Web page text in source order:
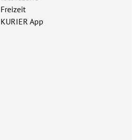
Freizeit
KURIER App